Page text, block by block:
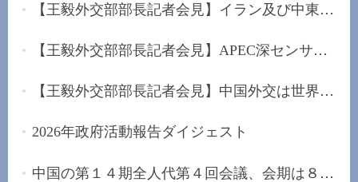
【王毅外交部部長記者会見】イラン及び中東に堅持...
【王毅外交部部長記者会見】APEC深センサミットを...
【王毅外交部部長記者会見】中国外交は世界的な混...
2026年政府活動報告ダイジェスト
中国の第１４期全人代第４回会議、会期は８日間